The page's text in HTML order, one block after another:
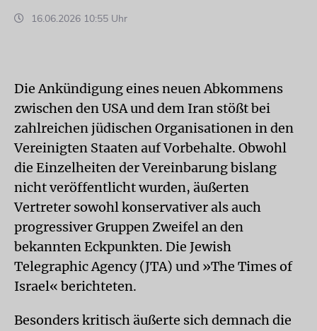
16.06.2026 10:55 Uhr
Die Ankündigung eines neuen Abkommens
zwischen den USA und dem Iran stößt bei
zahlreichen jüdischen Organisationen in den
Vereinigten Staaten auf Vorbehalte. Obwohl
die Einzelheiten der Vereinbarung bislang
nicht veröffentlicht wurden, äußerten
Vertreter sowohl konservativer als auch
progressiver Gruppen Zweifel an den
bekannten Eckpunkten. Die Jewish
Telegraphic Agency (JTA) und »The Times of
Israel« berichteten.
Besonders kritisch äußerte sich demnach die